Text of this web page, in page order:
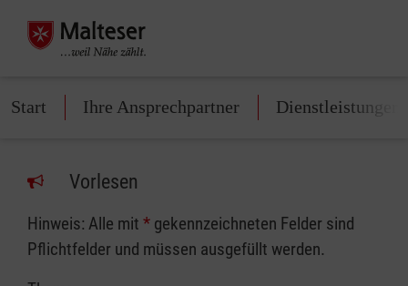
Start Ihre Ansprechpartner Dienstleistungen
Vorlesen
Hinweis: Alle mit * gekennzeichneten Felder sind
Pflichtfelder und müssen ausgefüllt werden.